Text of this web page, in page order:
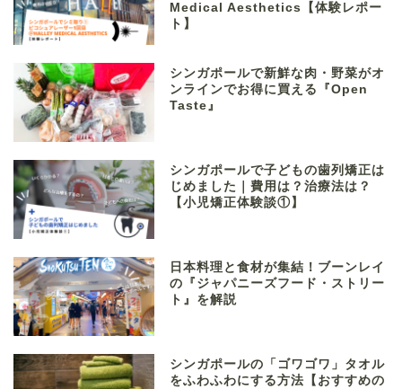
Medical Aesthetics【体験レポー
ト】
シンガポールで新鮮な肉・野菜がオ
ンラインでお得に買える『Open
Taste』
シンガポールで子どもの歯列矯正は
じめました｜費用は？治療法は？
【小児矯正体験談①】
日本料理と食材が集結！ブーンレイ
の『ジャパニーズフード・ストリー
ト』を解説
シンガポールの「ゴワゴワ」タオル
をふわふわにする方法【おすすめの